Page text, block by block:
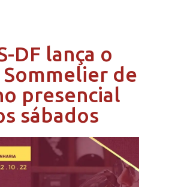
DF lança o
Sommelier de
presencial
sábados